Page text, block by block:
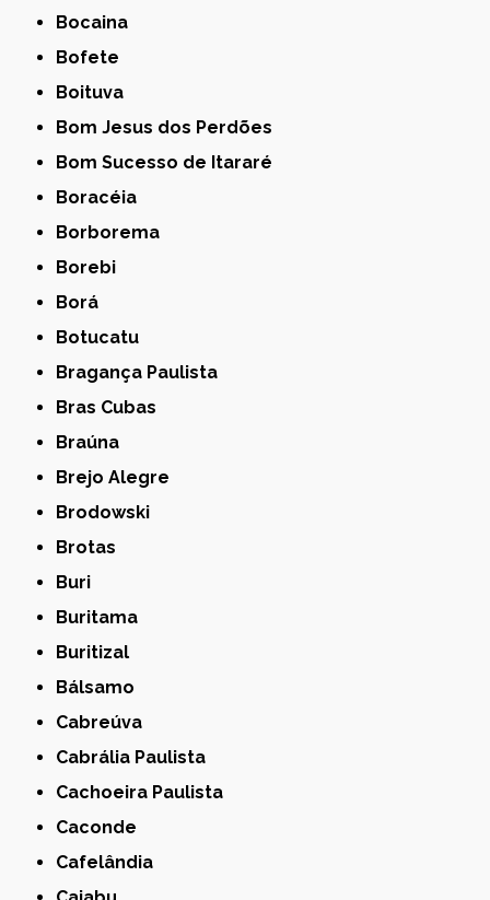
Bocaina
Bofete
Boituva
Bom Jesus dos Perdões
Bom Sucesso de Itararé
Boracéia
Borborema
Borebi
Borá
Botucatu
Bragança Paulista
Bras Cubas
Braúna
Brejo Alegre
Brodowski
Brotas
Buri
Buritama
Buritizal
Bálsamo
Cabreúva
Cabrália Paulista
Cachoeira Paulista
Caconde
Cafelândia